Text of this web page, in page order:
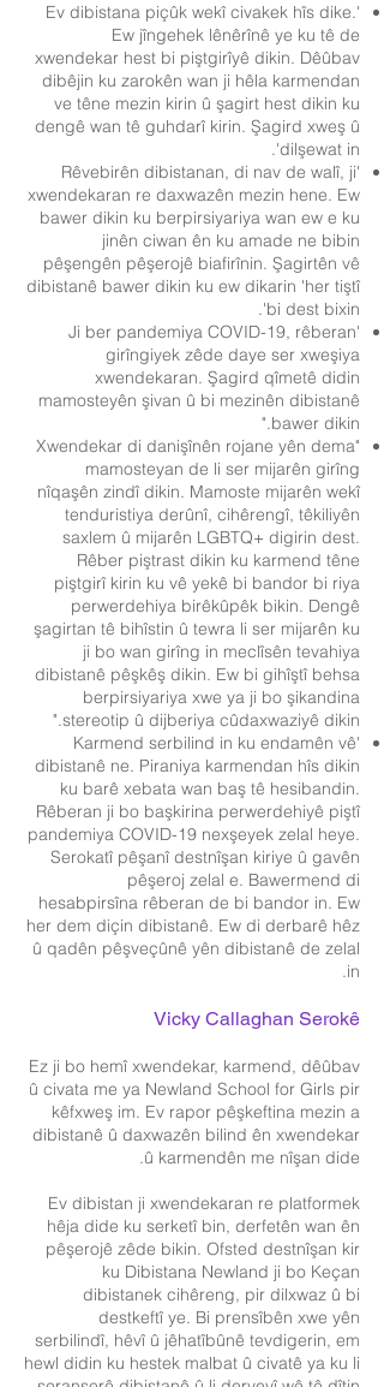
'Ev dibistana piçûk wekî civakek hîs dike.
Ew jîngehek lênêrînê ye ku tê de
xwendekar hest bi piştgirîyê dikin. Dêûbav
dibêjin ku zarokên wan ji hêla karmendan
ve têne mezin kirin û şagirt hest dikin ku
dengê wan tê guhdarî kirin. Şagird xweş û
dilşewat in'.
'Rêvebirên dibistanan, di nav de walî, ji
xwendekaran re daxwazên mezin hene. Ew
bawer dikin ku berpirsiyariya wan ew e ku
jinên ciwan ên ku amade ne bibin
pêşengên pêşerojê biafirînin. Şagirtên vê
dibistanê bawer dikin ku ew dikarin 'her tiştî
bi dest bixin'.
'Ji ber pandemiya COVID-19, rêberan
girîngiyek zêde daye ser xweşiya
xwendekaran. Şagird qîmetê didin
mamosteyên şivan û bi mezinên dibistanê
bawer dikin."
"Xwendekar di danişînên rojane yên dema
mamosteyan de li ser mijarên girîng
nîqaşên zindî dikin. Mamoste mijarên wekî
tenduristiya derûnî, cihêrengî, têkiliyên
saxlem û mijarên LGBTQ+ digirin dest.
Rêber piştrast dikin ku karmend têne
piştgirî kirin ku vê yekê bi bandor bi riya
perwerdehiya birêkûpêk bikin. Dengê
şagirtan tê bihîstin û tewra li ser mijarên ku
ji bo wan girîng in meclîsên tevahiya
dibistanê pêşkêş dikin. Ew bi gihîştî behsa
berpirsiyariya xwe ya ji bo şikandina
stereotip û dijberiya cûdaxwaziyê dikin."
'Karmend serbilind in ku endamên vê
dibistanê ne. Piraniya karmendan hîs dikin
ku barê xebata wan baş tê hesibandin.
Rêberan ji bo başkirina perwerdehiyê piştî
pandemiya COVID-19 nexşeyek zelal heye.
Serokatî pêşanî destnîşan kiriye û gavên
pêşeroj zelal e. Bawermend di
hesabpirsîna rêberan de bi bandor in. Ew
her dem diçin dibistanê. Ew di derbarê hêz
û qadên pêşveçûnê yên dibistanê de zelal
in.
Vicky Callaghan Serokê
Ez ji bo hemî xwendekar, karmend, dêûbav
û civata me ya Newland School for Girls pir
kêfxweş im. Ev rapor pêşkeftina mezin a
dibistanê û daxwazên bilind ên xwendekar
û karmendên me nîşan dide.
Ev dibistan ji xwendekaran re platformek
hêja dide ku serketî bin, derfetên wan ên
pêşerojê zêde bikin. Ofsted destnîşan kir
ku Dibistana Newland ji bo Keçan
dibistanek cihêreng, pir dilxwaz û bi
destkeftî ye. Bi prensîbên xwe yên
serbilindî, hêvî û jêhatîbûnê tevdigerin, em
hewl didin ku hestek malbat û civatê ya ku li